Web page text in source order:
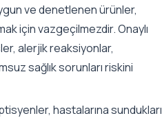
ve denetlenen ürünler,
için vazgeçilmezdir. Onaylı
alerjik reaksiyonlar,
sağlık sorunları riskini
hastalarına sundukları